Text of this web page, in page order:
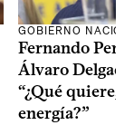
GOBIERNO
Fernando
Álvaro
“¿Qué quiere,
energía?”